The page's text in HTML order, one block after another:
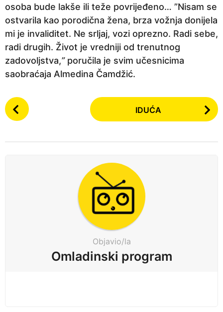
osoba bude lakše ili teže povrijeđeno… ”Nisam se
ostvarila kao porodična žena, brza vožnja donijela
mi je invaliditet. Ne srljaj, vozi oprezno. Radi sebe,
radi drugih. Život je vredniji od trenutnog
zadovoljstva,”poručila je svim učesnicima
saobraćaja Almedina Čamdžić.
P
o
IDUĆA
Objavio/la
Omladinski program